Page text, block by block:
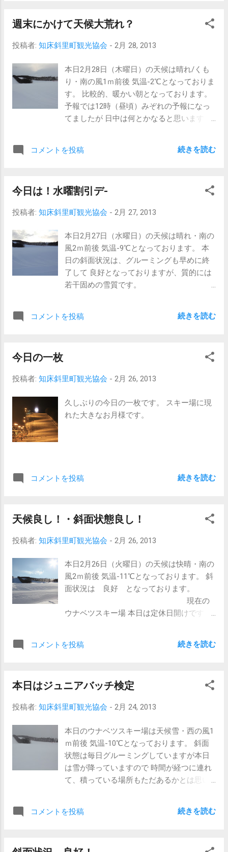
週末にかけて天候大荒れ？
投稿者: 知床斜里町観光協会 - 2月 28, 2013
本日2月28日（木曜日）の天候は晴れ/くも
り・南の風1ｍ前後 気温-2℃となっておりま
す。 比較的、暖かい朝となっております。
予報では12時（昼頃）みぞれの予報になっ
てましたが 日中は何とかなると思います
る恐れが ありますので心配です。（降らな
荒れの予報ですので、お出かけの際には 情
ウナベツスキー場
今週末は
予報では荒れる予報です。 当たらないのが
一番良いのですが、今週末は級別テスト（2
日・3日） 斜里スキー少年団の今季最終（2
根室高校山岳部（3日）の予定が入っており
コメントを投稿 続きを読む
今日は！水曜割引デ-
投稿者: 知床斜里町観光協会 - 2月 27, 2013
本日2月27日（水曜日）の天候は晴れ・南の
風2ｍ前後 気温-9℃となっております。 本
日の斜面状況は、グルーミングも早めに終
了して 良好となっておりますが、質的には
若干固めの雪質です。
本日水
コメントを投稿 続きを読む
今日の一枚
投稿者: 知床斜里町観光協会 - 2月 26, 2013
久しぶりの今日の一枚です。 スキー場に現
れた大きなお月様です。
コメントを投稿 続きを読む
天候良し！・斜面状態良し！
投稿者: 知床斜里町観光協会 - 2月 26, 2013
本日2月26日（火曜日）の天候は快晴・南の
風2ｍ前後 気温-11℃となっております。 斜
面状況は 良好 となっております。
現在の
ウナベツスキー場 本日は定休日開けです。
ホーツク海を眺望できるロケーションで流
くなって来ています。 是非リフレッシュ兼
ー場へお越し下さい。 尚、明日は毎週恒例
お越しできるお客様はこちらをご利用下さ
い。 （我々は定休日以外毎日でも来て頂き
たいですが） 従業員一同お
待ち致しております。
コメントを投稿 続きを読む
本日はジュニアバッチ検定
投稿者: 知床斜里町観光協会 - 2月 24, 2013
本日のウナベツスキー場は天候雪・西の風1
ｍ前後 気温-10℃となっております。 斜面
状態は毎日グルーミングしていますが本日
は雪が降っていますので 時間が経つに連れ
て、積っている場所もただあるかとは思い
現在の
コメントを投稿 続きを読む